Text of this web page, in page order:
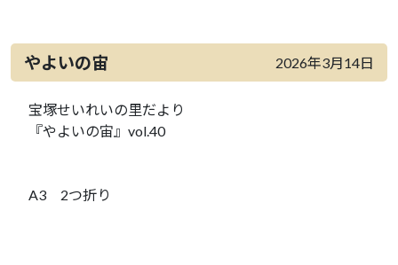
やよいの宙 2026年3月14日
宝塚せいれいの里だより
『やよいの宙』vol.40
A3 2つ折り